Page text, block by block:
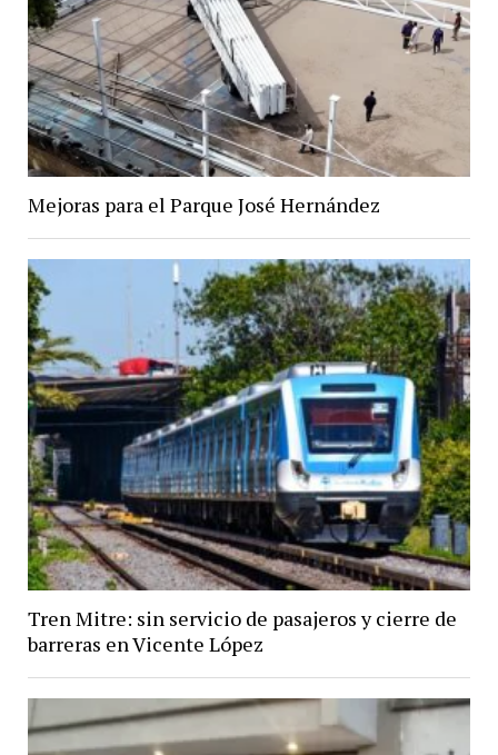
Mejoras para el Parque José Hernández
Tren Mitre: sin servicio de pasajeros y cierre de
barreras en Vicente López